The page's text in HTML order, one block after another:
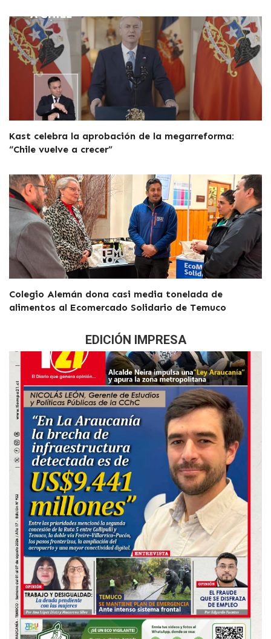
Kast celebra la aprobación de la megarreforma:
“Chile vuelve a crecer”
Colegio Alemán dona casi media tonelada de
alimentos al Ecomercado Solidario de Temuco
EDICIÓN IMPRESA